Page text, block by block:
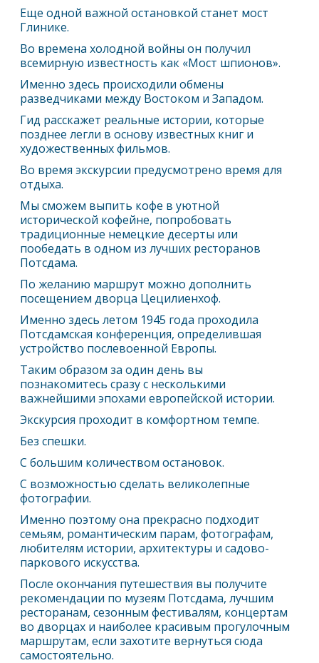
Еще одной важной остановкой станет мост
Глинике.
Во времена холодной войны он получил
всемирную известность как «Мост шпионов».
Именно здесь происходили обмены
разведчиками между Востоком и Западом.
Гид расскажет реальные истории, которые
позднее легли в основу известных книг и
художественных фильмов.
Во время экскурсии предусмотрено время для
отдыха.
Мы сможем выпить кофе в уютной
исторической кофейне, попробовать
традиционные немецкие десерты или
пообедать в одном из лучших ресторанов
Потсдама.
По желанию маршрут можно дополнить
посещением дворца Цецилиенхоф.
Именно здесь летом 1945 года проходила
Потсдамская конференция, определившая
устройство послевоенной Европы.
Таким образом за один день вы
познакомитесь сразу с несколькими
важнейшими эпохами европейской истории.
Экскурсия проходит в комфортном темпе.
Без спешки.
С большим количеством остановок.
С возможностью сделать великолепные
фотографии.
Именно поэтому она прекрасно подходит
семьям, романтическим парам, фотографам,
любителям истории, архитектуры и садово-
паркового искусства.
После окончания путешествия вы получите
рекомендации по музеям Потсдама, лучшим
ресторанам, сезонным фестивалям, концертам
во дворцах и наиболее красивым прогулочным
маршрутам, если захотите вернуться сюда
самостоятельно.